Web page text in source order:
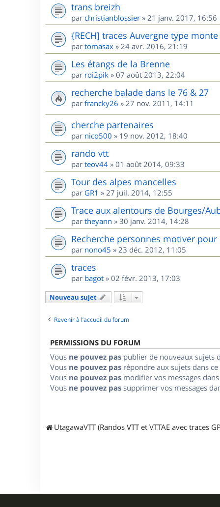
trans breizh
par christianblossier » 21 janv. 2017, 16:56
{RECH] traces Auvergne type
par tomasax » 24 avr. 2016, 21:19
Les étangs de la Brenne
par roi2pik » 07 août 2013, 22:04
recherche balade dans le 76 & 27
par francky26 » 27 nov. 2011, 14:11
cherche partenaires
par nico500 » 19 nov. 2012, 18:40
rando vtt
par teov44 » 01 août 2014, 09:33
Tour des alpes mancelles
par GR1 » 27 juil. 2014, 12:55
Trace aux alentours de Bourges/
par theyann » 30 janv. 2014, 14:28
Recherche personnes motiver
par nono45 » 23 déc. 2012, 11:05
traces
par bagot » 02 févr. 2013, 17:03
Nouveau sujet
Revenir à l’accueil du forum
PERMISSIONS DU FORUM
Vous ne pouvez pas publier de nouveaux sujets
Vous ne pouvez pas répondre aux sujets dans
Vous ne pouvez pas modifier vos messages
Vous ne pouvez pas supprimer vos messages
UtagawaVTT (Randos VTT et VTTAE avec traces